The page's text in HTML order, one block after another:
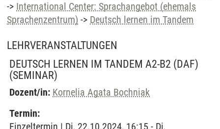
-> International Center: Sprachangebot (ehemals
Sprachenzentrum) -> Deutsch lernen im Tandem
LEHRVERANSTALTUNGEN
DEUTSCH LERNEN IM TANDEM A2-B2 (DAF)
(SEMINAR)
Dozent/in: Kornelia Agata Bochniak
Termin:
Einzeltermin | Di, 22.10.2024, 16:15 - Di,